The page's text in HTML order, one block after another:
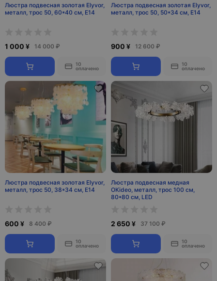
Люстра подвесная золотая Elyvor,
металл, трос 50, 60*40 см, E14
1 000 ¥ 14 000 ₽
10
оплачено
Люстра подвесная золотая Elyvor,
металл, трос 50, 50*34 см, E14
900 ¥ 12 600 ₽
10
оплачено
Люстра подвесная золотая Elyvor,
металл, трос 50, 38*34 см, E14
600 ¥ 8 400 ₽
10
оплачено
Люстра подвесная медная
OKideo, металл, трос 100 см,
80*80 см, LED
2 650 ¥ 37 100 ₽
10
оплачено